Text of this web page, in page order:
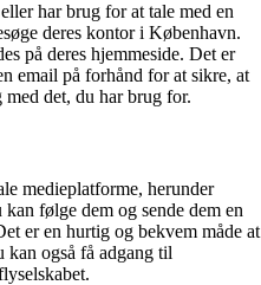
har brug for at tale med en
deres kontor i København.
på deres hjemmeside. Det er
email på forhånd for at sikre, at
det, du har brug for.
medieplatforme, herunder
følge dem og sende dem en
er en hurtig og bekvem måde at
kan også få adgang til